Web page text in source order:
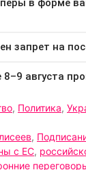
, Политика,
,
с ЕС,